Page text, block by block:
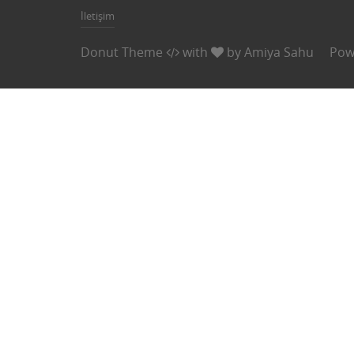
İletişim
Donut Theme with byAmiya Sahu